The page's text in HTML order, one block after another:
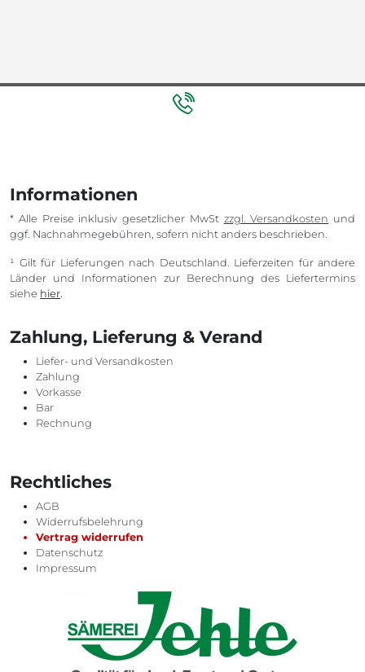
Informationen
* Alle Preise inklusiv gesetzlicher MwSt zzgl. Versandkosten und
ggf. Nachnahmegebühren, sofern nicht anders beschrieben.
¹ Gilt für Lieferungen nach Deutschland. Lieferzeiten für andere
Länder und Informationen zur Berechnung des Liefertermins
siehe hier.
Zahlung, Lieferung & Verand
Liefer- und Versandkosten
Zahlung
Vorkasse
Bar
Rechnung
Rechtliches
AGB
Widerrufsbelehrung
Vertrag widerrufen
Datenschutz
Impressum